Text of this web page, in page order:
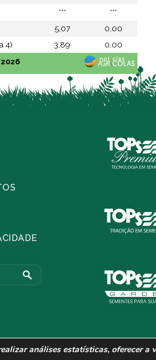
***
***
5,07
0,00
4)
3,89
0,00
análises estatísticas, oferecer a